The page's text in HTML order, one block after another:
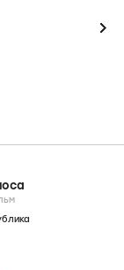
icon